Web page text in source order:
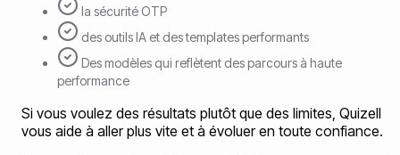
la sécurité OTP
des outils IA et des templates performants
Des modèles qui reflètent des parcours à haute
performance
Si vous voulez des résultats plutôt que des limites, Quizell
vous aide à aller plus vite et à évoluer en toute confiance.